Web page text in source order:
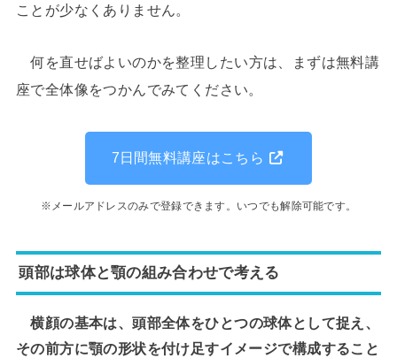
ことが少なくありません。
何を直せばよいのかを整理したい方は、まずは無料講
座で全体像をつかんでみてください。
7日間無料講座はこちら
※メールアドレスのみで登録できます。いつでも解除可能です。
頭部は球体と顎の組み合わせで考える
横顔の基本は、頭部全体をひとつの球体として捉え、
その前方に顎の形状を付け足すイメージで構成すること